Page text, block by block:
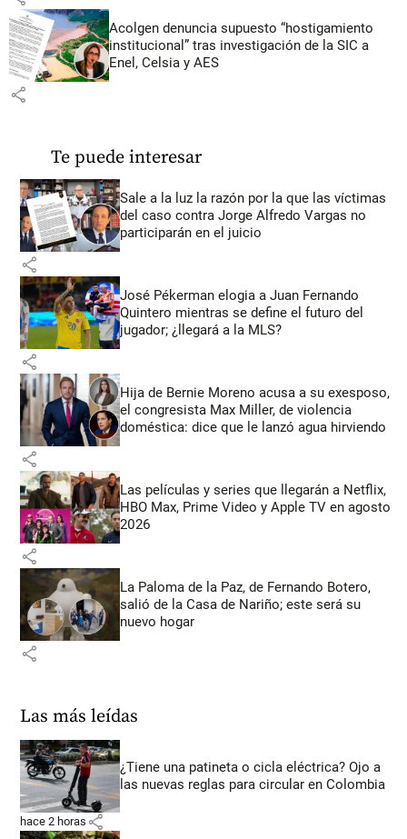
Acolgen denuncia supuesto “hostigamiento
institucional” tras investigación de la SIC a
Enel, Celsia y AES
share
Te puede interesar
Sale a la luz la razón por la que las víctimas
del caso contra Jorge Alfredo Vargas no
participarán en el juicio
share
José Pékerman elogia a Juan Fernando
Quintero mientras se define el futuro del
jugador; ¿llegará a la MLS?
share
Hija de Bernie Moreno acusa a su exesposo,
el congresista Max Miller, de violencia
doméstica: dice que le lanzó agua hirviendo
share
Las películas y series que llegarán a Netflix,
HBO Max, Prime Video y Apple TV en agosto
2026
share
La Paloma de la Paz, de Fernando Botero,
salió de la Casa de Nariño; este será su
nuevo hogar
share
Las más leídas
¿Tiene una patineta o cicla eléctrica? Ojo a
las nuevas reglas para circular en Colombia
hace 2 horas share